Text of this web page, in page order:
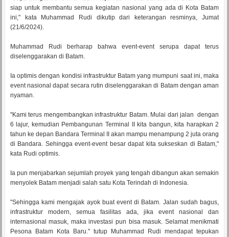
siap untuk membantu semua kegiatan nasional yang ada di Kota Batam
ini," kata Muhammad Rudi dikutip dari keterangan resminya, Jumat
(21/6/2024).
Muhammad Rudi berharap bahwa event-event serupa dapat terus
diselenggarakan di Batam.
Ia optimis dengan kondisi infrastruktur Batam yang mumpuni saat ini, maka
event nasional dapat secara rutin diselenggarakan di Batam dengan aman
nyaman.
"Kami terus mengembangkan infrastruktur Batam. Mulai dari jalan dengan
6 lajur, kemudian Pembangunan Terminal II kita bangun, kita harapkan 2
tahun ke depan Bandara Terminal II akan mampu menampung 2 juta orang
di Bandara. Sehingga event-event besar dapat kita sukseskan di Batam,"
kata Rudi optimis.
Ia pun menjabarkan sejumlah proyek yang tengah dibangun akan semakin
menyolek Batam menjadi salah satu Kota Terindah di Indonesia.
"Sehingga kami mengajak ayok buat event di Batam. Jalan sudah bagus,
infrastruktur modern, semua fasilitas ada, jika event nasional dan
internasional masuk, maka investasi pun bisa masuk. Selamat menikmati
Pesona Batam Kota Baru." tutup Muhammad Rudi mendapat tepukan